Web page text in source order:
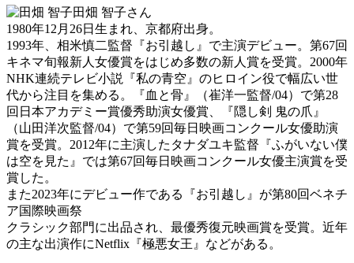
田畑 智子さん
1980年12月26日生まれ、京都府出身。
1993年、相米慎二監督『お引越し』で主演デビュー。第67回
キネマ旬報新人女優賞をはじめ多数の新人賞を受賞。2000年
NHK連続テレビ小説『私の青空』のヒロイン役で幅広い世
代から注目を集める。『血と骨』（崔洋一監督/04）で第28
回日本アカデミー賞優秀助演女優賞、『隠し剣 鬼の爪』
（山田洋次監督/04）で第59回毎日映画コンクール女優助演
賞を受賞。2012年に主演したタナダユキ監督『ふがいない僕
は空を見た』では第67回毎日映画コンクール女優主演賞を受
賞した。
また2023年にデビュー作である『お引越し』が第80回ベネチ
ア国際映画祭
クラシック部門に出品され、最優秀復元映画賞を受賞。近年
の主な出演作にNetflix『極悪女王』などがある。